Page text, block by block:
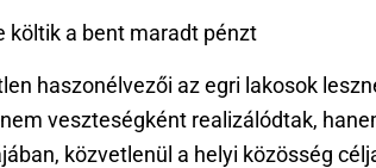
költik a bent maradt pénzt
haszonélvezői az egri lakosok
veszteségként realizálódtak,
közvetlenül a helyi közösség